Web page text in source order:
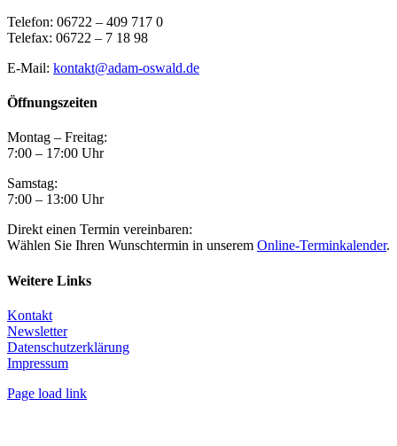
Telefon: 06722 – 409 717 0
Telefax: 06722 – 7 18 98
E-Mail: kontakt@adam-oswald.de
Öffnungszeiten
Montag – Freitag:
7:00 – 17:00 Uhr
Samstag:
7:00 – 13:00 Uhr
Direkt einen Termin vereinbaren:
Wählen Sie Ihren Wunschtermin in unserem Online-Terminkalender.
Weitere Links
Kontakt
Newsletter
Datenschutzerklärung
Impressum
Page load link